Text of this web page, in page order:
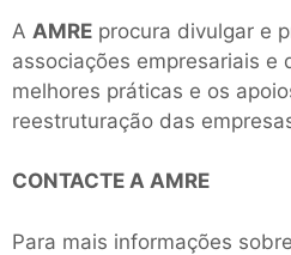
A AMRE procura divulgar e
associações empresariais e
melhores práticas e os
reestruturação das
CONTACTE A AMRE
Para mais informações